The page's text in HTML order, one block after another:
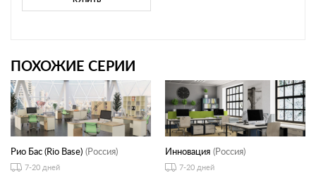
ПОХОЖИЕ СЕРИИ
Рио Бас (Rio Base) (Россия)
7-20 дней
Инновация (Россия)
7-20 дней